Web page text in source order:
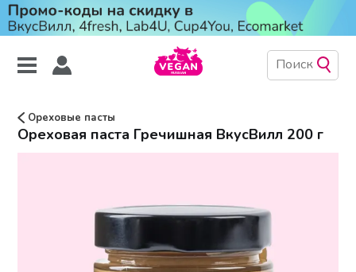
Ореховые пасты
Ореховая паста Гречишная ВкусВилл 200 г